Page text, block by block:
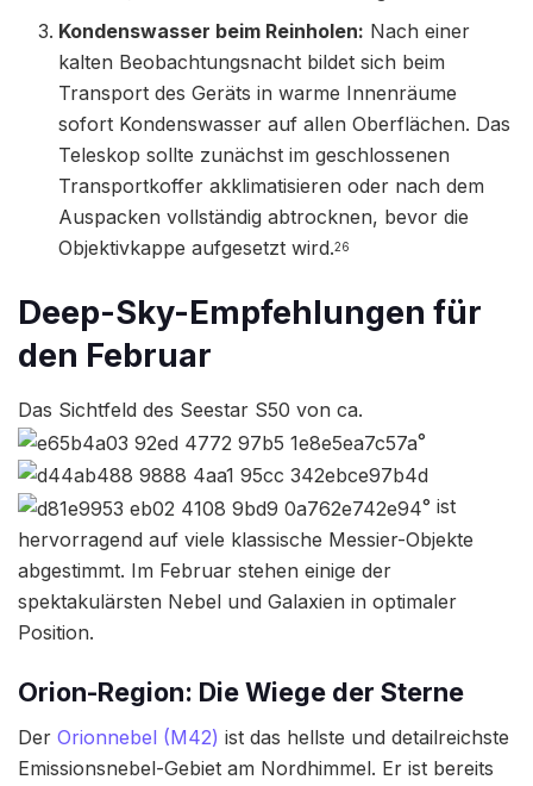
Kondenswasser beim Reinholen: Nach einer
kalten Beobachtungsnacht bildet sich beim
Transport des Geräts in warme Innenräume
sofort Kondenswasser auf allen Oberflächen. Das
Teleskop sollte zunächst im geschlossenen
Transportkoffer akklimatisieren oder nach dem
Auspacken vollständig abtrocknen, bevor die
Objektivkappe aufgesetzt wird.26
Deep-Sky-Empfehlungen für
den Februar
Das Sichtfeld des Seestar S50 von ca.
°
° ist
hervorragend auf viele klassische Messier-Objekte
abgestimmt. Im Februar stehen einige der
spektakulärsten Nebel und Galaxien in optimaler
Position.
Orion-Region: Die Wiege der Sterne
Der Orionnebel (M42) ist das hellste und detailreichste
Emissionsnebel-Gebiet am Nordhimmel. Er ist bereits